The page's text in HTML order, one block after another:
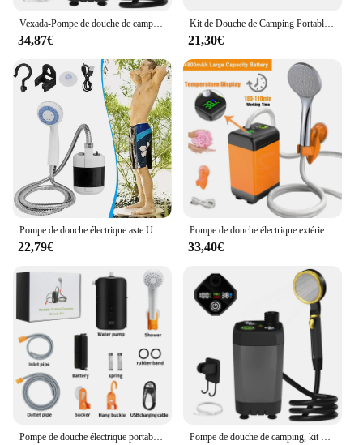
Vexada-Pompe de douche de camping portable, kit de douche extérieure avec plein écran, affichage numérique intelligent, 6000mAh
34,87€
Kit de Douche de Camping Portable 12V, Pommeau de Douche Portable, Tuyau, Pompe à Eau pour Voyage en Plein Air, Vélo, Lavage de Voiture
21,30€
22,79€
Pompe de douche électrique extérieure portable, arroseur étanche aste par USB, pommeau de douche pour le camping, l'arrosage des animaux de compagnie de voyage
33,40€